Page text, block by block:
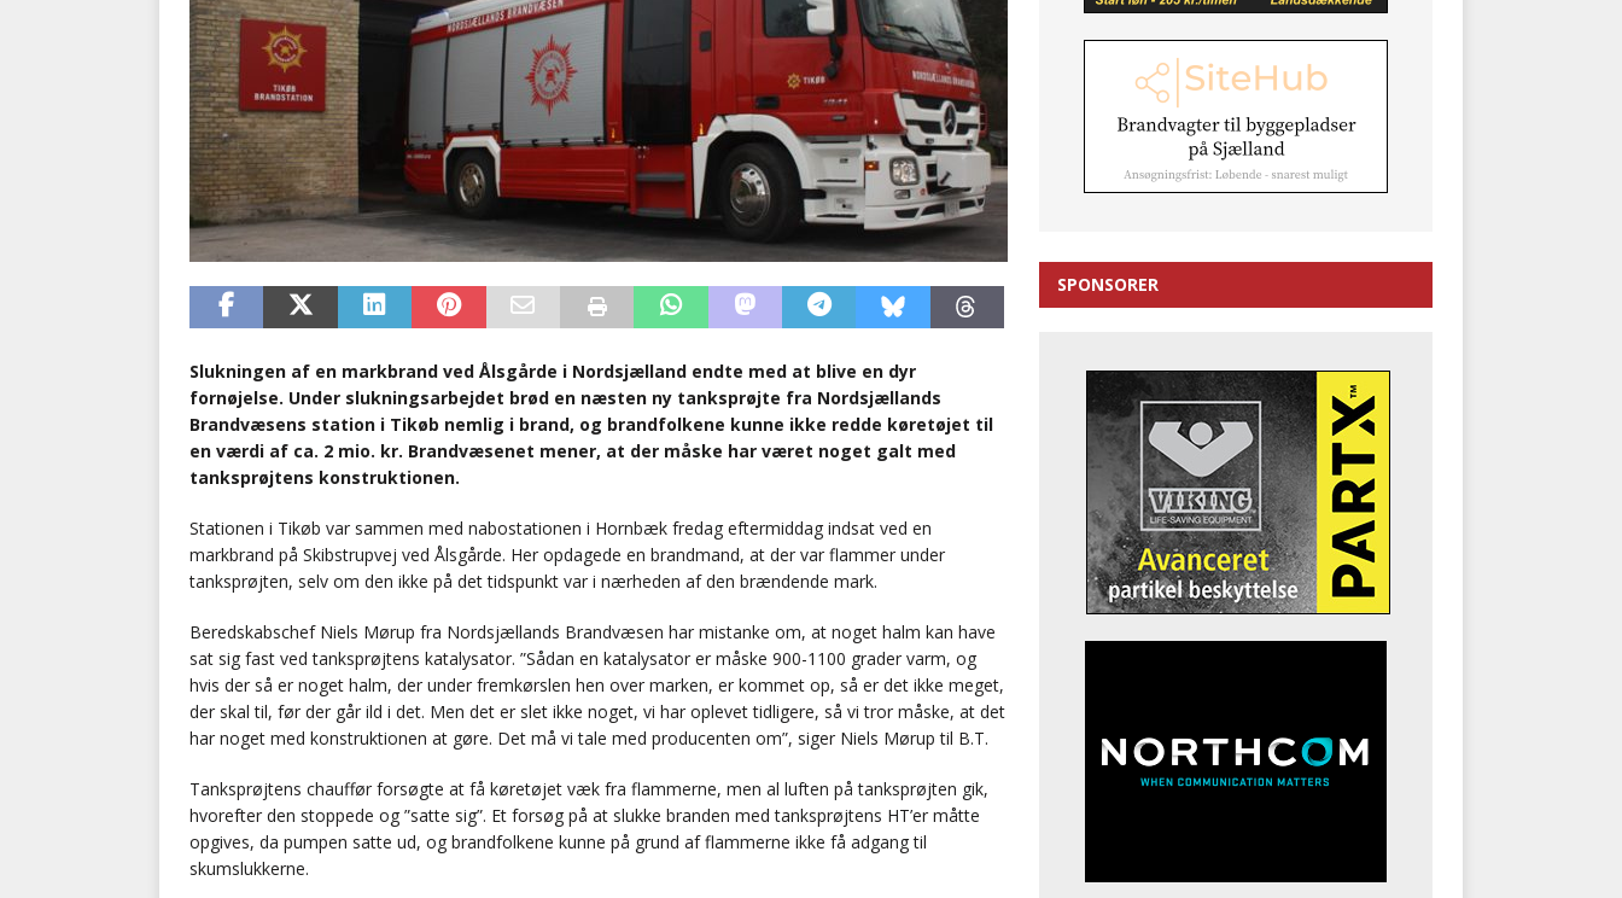
Slukningen af en markbrand ved Ålsgårde i Nordsjælland endte med at blive en dyr
fornøjelse. Under slukningsarbejdet brød en næsten ny tanksprøjte fra Nordsjællands
Brandvæsens station i Tikøb nemlig i brand, og brandfolkene kunne ikke redde køretøjet til
en værdi af ca. 2 mio. kr. Brandvæsenet mener, at der måske har været noget galt med
tanksprøjtens konstruktionen.
Stationen i Tikøb var sammen med nabostationen i Hornbæk fredag eftermiddag indsat ved en
markbrand på Skibstrupvej ved Ålsgårde. Her opdagede en brandmand, at der var flammer under
tanksprøjten, selv om den ikke på det tidspunkt var i nærheden af den brændende mark.
Beredskabschef Niels Mørup fra Nordsjællands Brandvæsen har mistanke om, at noget halm kan have
sat sig fast ved tanksprøjtens katalysator. ”Sådan en katalysator er måske 900-1100 grader varm, og
hvis der så er noget halm, der under fremkørslen hen over marken, er kommet op, så er det ikke meget,
der skal til, før der går ild i det. Men det er slet ikke noget, vi har oplevet tidligere, så vi tror måske, at det
har noget med konstruktionen at gøre. Det må vi tale med producenten om”, siger Niels Mørup til B.T.
Tanksprøjtens chauffør forsøgte at få køretøjet væk fra flammerne, men al luften på tanksprøjten gik,
hvorefter den stoppede og ”satte sig”. Et forsøg på at slukke branden med tanksprøjtens HT’er måtte
opgives, da pumpen satte ud, og brandfolkene kunne på grund af flammerne ikke få adgang til
skumslukkerne.
SPONSORER